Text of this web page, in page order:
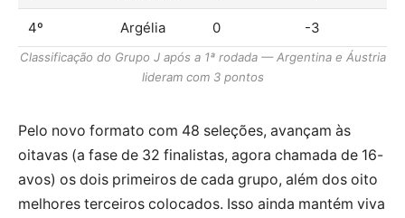
4º Argélia 0 -3
Classificação do Grupo J após a 1ª rodada — Argentina e Áustria
lideram com 3 pontos
Pelo novo formato com 48 seleções, avançam às
oitavas (a fase de 32 finalistas, agora chamada de 16-
avos) os dois primeiros de cada grupo, além dos oito
melhores terceiros colocados. Isso ainda mantém viva